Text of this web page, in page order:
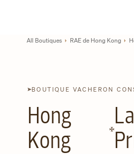
Return to Nav
All Boutiques RAE de Hong Kong
BOUTIQUE VACHERON
Hong
Kong